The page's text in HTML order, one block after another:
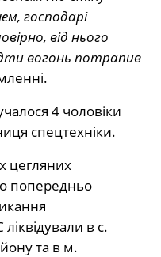
господарі
від нього
вогонь потрапив
4 чоловіки
спецтехніки.
цегляних
попередньо
в с.
та в м.